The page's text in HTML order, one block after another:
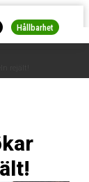
Hållbarhet
rejält!